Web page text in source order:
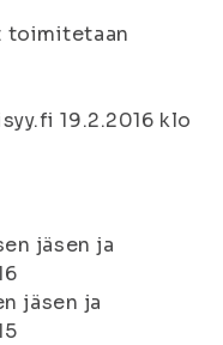
toimitetaan
19.2.2016 klo
jäsen ja
jäsen ja